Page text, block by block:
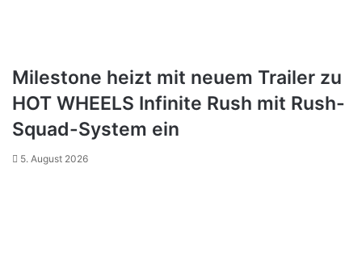
Milestone heizt mit neuem Trailer zu
HOT WHEELS Infinite Rush mit Rush-
Squad-System ein
5. August 2026